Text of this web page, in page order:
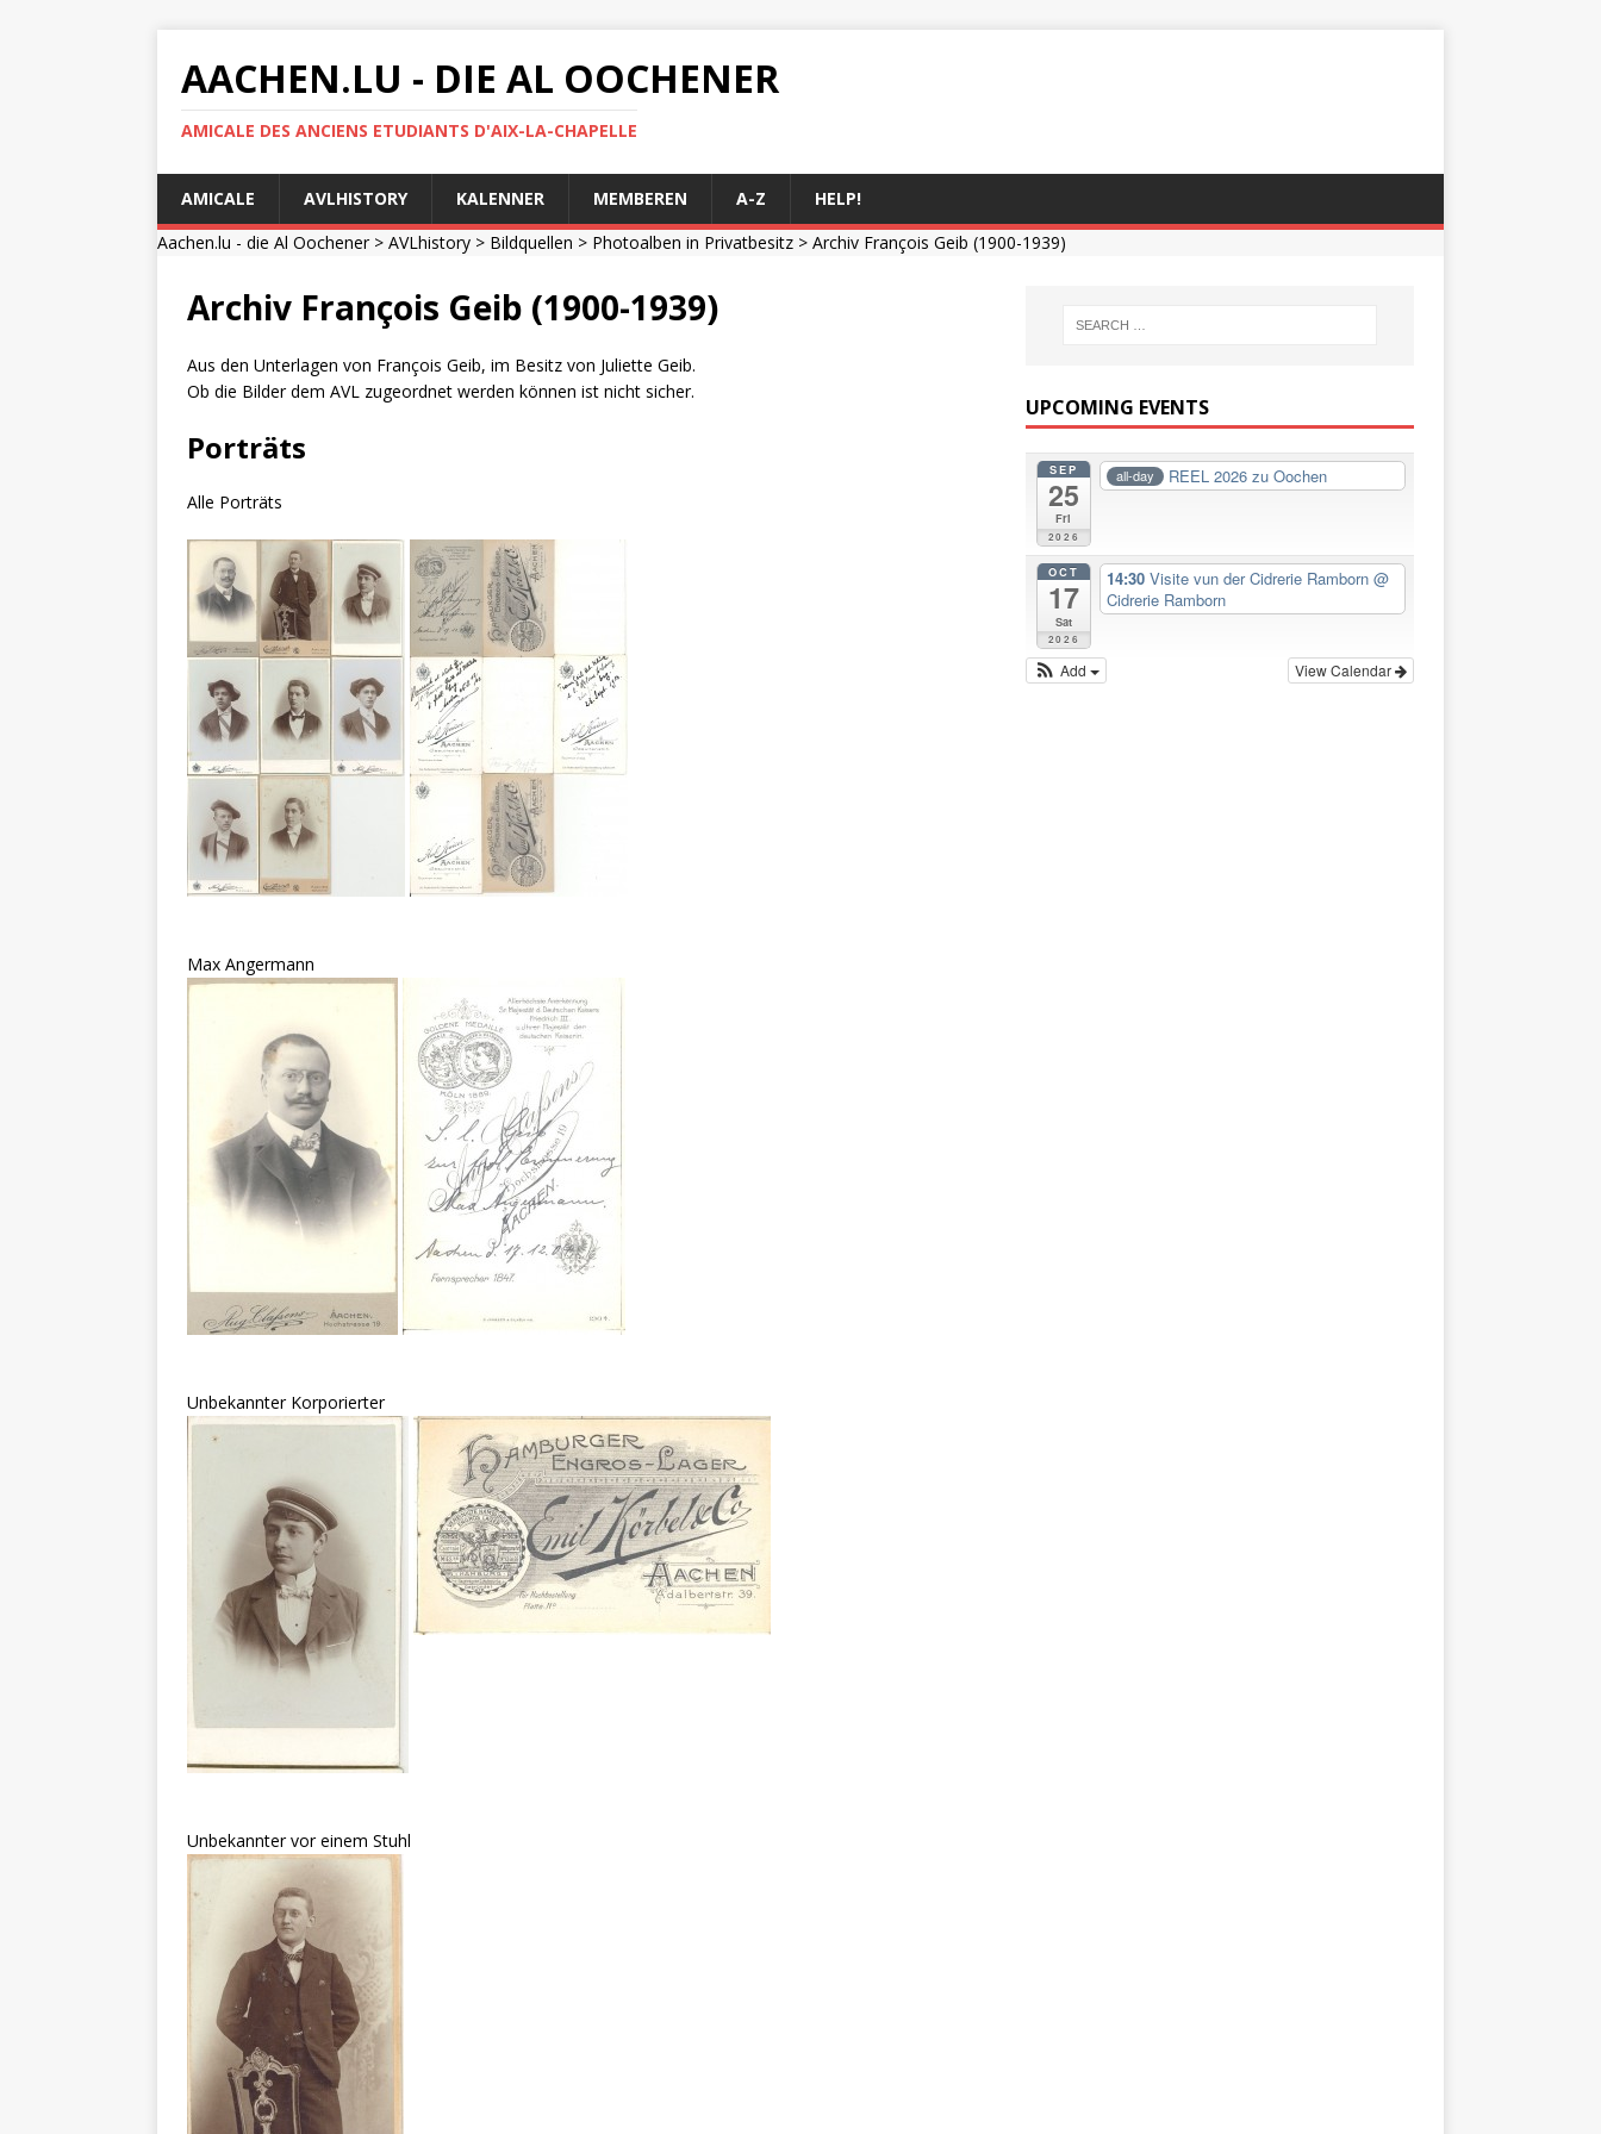
AACHEN.LU - DIE AL OOCHENER
AMICALE DES ANCIENS ETUDIANTS D'AIX-LA-CHAPELLE
AMICALE AVLHISTORY KALENNER MEMBEREN A-Z
HELP!
Aachen.lu - die Al Oochener> AVLhistory > Bildquellen > Photoalben in Privatbesitz > Archiv François Geib (1900-1939)
Archiv François Geib (1900-1939)
Aus den Unterlagen von François Geib, im Besitz von Juliette Geib.
Ob die Bilder dem AVL zugeordnet werden können ist nicht sicher.
Porträts
Alle Porträts
Max Angermann
Unbekannter Korporierter
Unbekannter vor einem Stuhl
UPCOMING EVENTS
SEP
25
Fri
2026
all-day REEL 2026 zu Oochen
OCT
17
Sat
2026
14:30Visite vun der Cidrerie Ramborn@
Cidrerie Ramborn
View Calendar
Add